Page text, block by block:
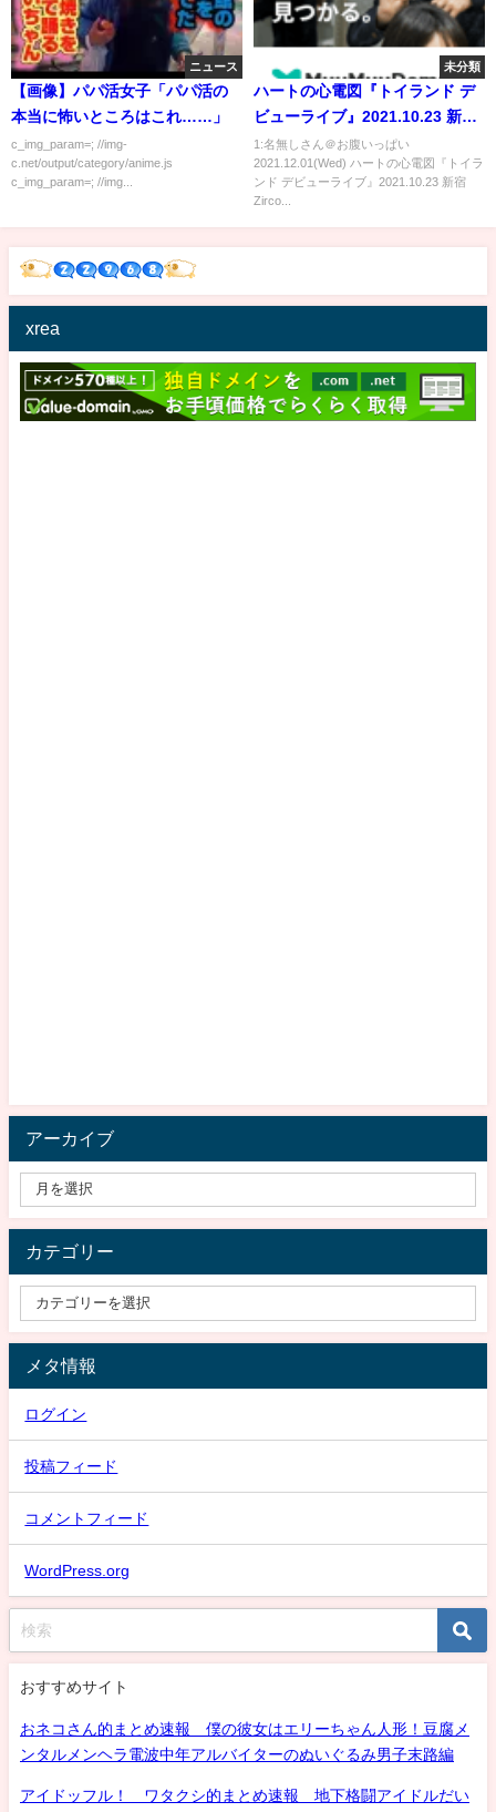
ニュース
【画像】パパ活女子「パパ活の
本当に怖いところはこれ……」
c_img_param=; //img-
c.net/output/category/anime.js
c_img_param=; //img...
未分類
ハートの心電図『トイランド デ
ビューライブ』2021.10.23 新宿
ZircoTokyo【4K60p/α7SIII】
1:名無しさん＠お腹いっぱい
2021.12.01(Wed) ハートの心電図『トイラ
ンド デビューライブ』2021.10.23 新宿
Zirco...
xrea
アーカイブ
カテゴリー
メタ情報
ログイン
投稿フィード
コメントフィード
WordPress.org
おすすめサイト
おネコさん的まとめ速報 僕の彼女はエリーちゃん人形！豆腐メ
ンタルメンヘラ電波中年アルバイターのぬいぐるみ男子末路編
アイドッフル！ ワタクシ的まとめ速報 地下格闘アイドルだい